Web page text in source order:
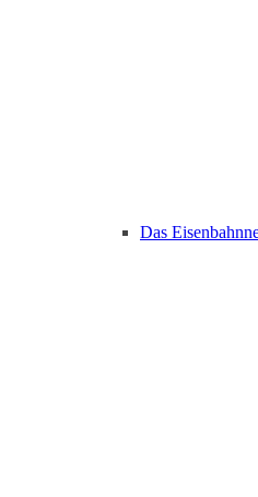
Das